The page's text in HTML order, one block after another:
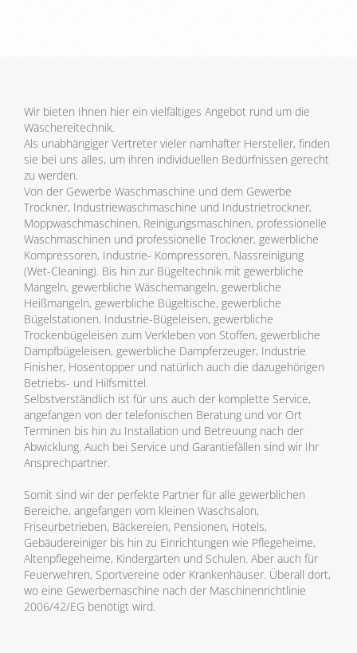
Wir bieten Ihnen hier ein vielfältiges Angebot rund um die
Wäschereitechnik.
Als unabhängiger Vertreter vieler namhafter Hersteller, finden
sie bei uns alles, um ihren individuellen Bedürfnissen gerecht
zu werden.
Von der Gewerbe Waschmaschine und dem Gewerbe
Trockner, Industriewaschmaschine und Industrietrockner,
Moppwaschmaschinen, Reinigungsmaschinen, professionelle
Waschmaschinen und professionelle Trockner, gewerbliche
Kompressoren, Industrie- Kompressoren, Nassreinigung
(Wet-Cleaning). Bis hin zur Bügeltechnik mit gewerbliche
Mangeln, gewerbliche Wäschemangeln, gewerbliche
Heißmangeln, gewerbliche Bügeltische, gewerbliche
Bügelstationen, Industrie-Bügeleisen, gewerbliche
Trockenbügeleisen zum Verkleben von Stoffen, gewerbliche
Dampfbügeleisen, gewerbliche Dampferzeuger, Industrie
Finisher, Hosentopper und natürlich auch die dazugehörigen
Betriebs- und Hilfsmittel.
Selbstverständlich ist für uns auch der komplette Service,
angefangen von der telefonischen Beratung und vor Ort
Terminen bis hin zu Installation und Betreuung nach der
Abwicklung. Auch bei Service und Garantiefällen sind wir Ihr
Ansprechpartner.
Somit sind wir der perfekte Partner für alle gewerblichen
Bereiche, angefangen vom kleinen Waschsalon,
Friseurbetrieben, Bäckereien, Pensionen, Hotels,
Gebäudereiniger bis hin zu Einrichtungen wie Pflegeheime,
Altenpflegeheime, Kindergärten und Schulen. Aber auch für
Feuerwehren, Sportvereine oder Krankenhäuser. Überall dort,
wo eine Gewerbemaschine nach der Maschinenrichtlinie
2006/42/EG benötigt wird.